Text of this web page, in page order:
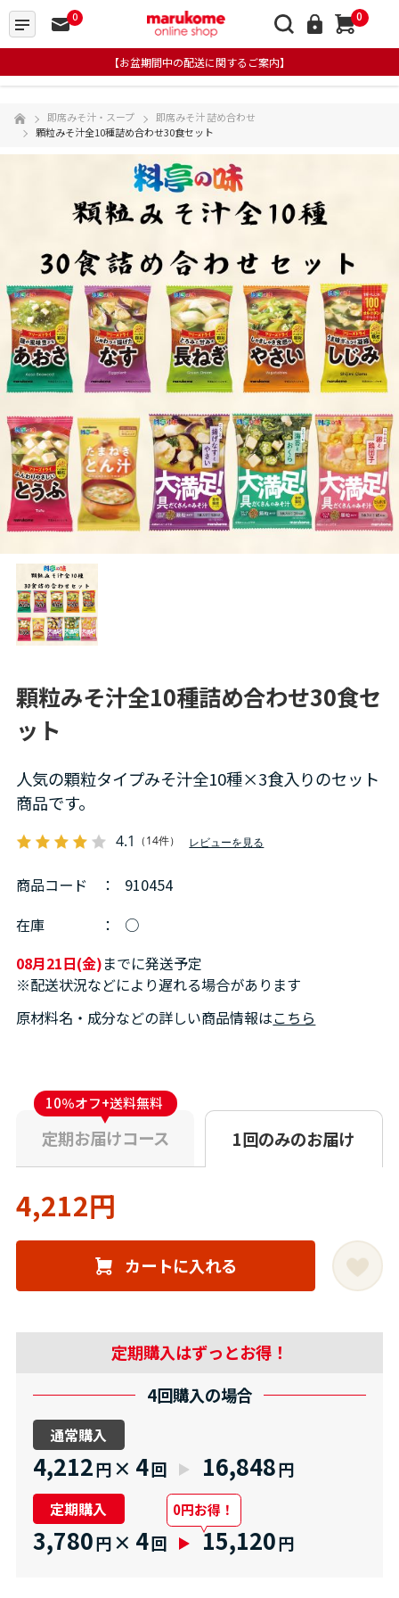
0 0
【お盆期間中の配送に関するご案内】
即席みそ汁・スープ
即席みそ汁 詰め合わせ
顆粒みそ汁全10種詰め合わせ30食セット
顆粒みそ汁全10種詰め合わせ30食セ
ット
人気の顆粒タイプみそ汁全10種×3食入りのセット
商品です。
4.1 （14件） レビューを見る
4,212円
商品コード ：
910454
在庫
： ○
定期お届けコース 1回のみのお届け
10％オフ+送料無料
08月21日(金)までに発送予定
※配送状況などにより遅れる場合があります
原材料名・成分などの詳しい商品情報はこちら
カートに入れる
定期購入はずっとお得！
4回購入の場合
通常購入
4,212円× 4回 16,848円
定期購入
3,780円× 4回 15,120円
0円お得！